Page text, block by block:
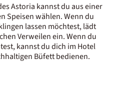
Astoria kannst du aus einer
Speisen wählen. Wenn du
lassen möchtest, lädt
Verweilen ein. Wenn du
kannst du dich im Hotel
Büfett bedienen.